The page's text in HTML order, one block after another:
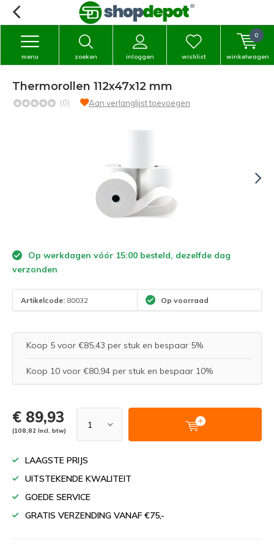
zoeken inloggen
menu wishlist winkelwagen
0
Thermorollen 112x47x12 mm
(0) Aan verlanglijst toevoegen
Op werkdagen vóór 15:00 besteld, dezelfde dag
verzonden
Artikelcode: 80032 Op voorraad
Koop 5 voor €85,43 per stuk en bespaar 5%
Koop 10 voor €80,94 per stuk en bespaar 10%
€ 89,93
(108,82 Incl. btw)
LAAGSTE PRIJS
UITSTEKENDE KWALITEIT
GOEDE SERVICE
GRATIS VERZENDING VANAF €75,-